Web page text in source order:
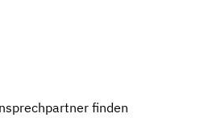
finden